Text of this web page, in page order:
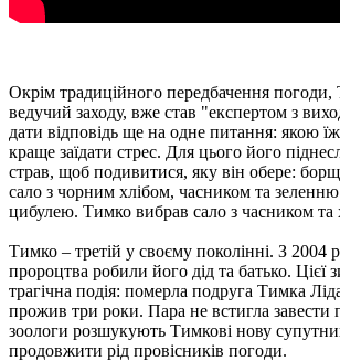
Окрім традиційного передбачення погоди,
ведучий заходу, вже став "експертом з
дати відповідь ще на одне питання: якою
краще заїдати стрес. Для цього його
страв, щоб подивитися, яку він обере:
сало з чорним хлібом, часником та
цибулею. Тимко вибрав сало з часником та
Тимко – третій у своєму поколінні. З 2004
пророцтва робили його дід та батько. Цієї
трагічна подія: померла подруга Тимка
прожив три роки. Пара не встигла завести
зоологи розшукують Тимкові нову
продовжити рід провісників погоди.